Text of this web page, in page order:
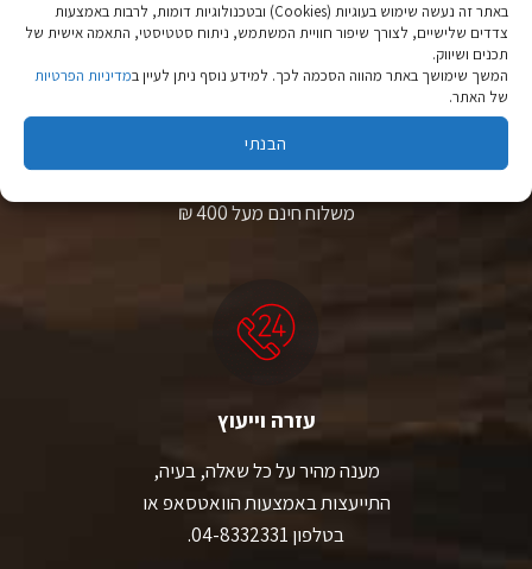
באתר זה נעשה שימוש בעוגיות (Cookies) ובטכנולוגיות דומות, לרבות באמצעות
צדדים שלישיים, לצורך שיפור חוויית המשתמש, ניתוח סטטיסטי, התאמה אישית של
תכנים ושיווק.
המשך שימושך באתר מהווה הסכמה לכך. למידע נוסף ניתן לעיין במדיניות הפרטיות
של האתר.
הבנתי
משלוחים לכל רחבי הארץ
משלוח חינם מעל 400 ₪
עזרה וייעוץ
מענה מהיר על כל שאלה, בעיה,
התייעצות באמצעות הוואטסאפ או
בטלפון 04-8332331.